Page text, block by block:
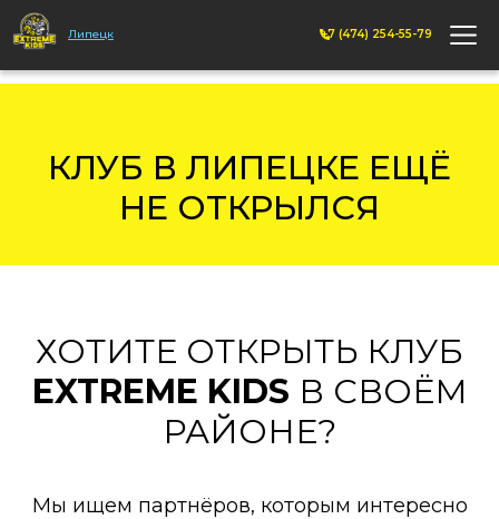
Липецк +7 (474) 254-55-79
КЛУБ В ЛИПЕЦКЕ ЕЩЁ
НЕ ОТКРЫЛСЯ
ХОТИТЕ ОТКРЫТЬ КЛУБ
EXTREME KIDS В СВОЁМ
РАЙОНЕ?
Мы ищем партнёров, которым интересно